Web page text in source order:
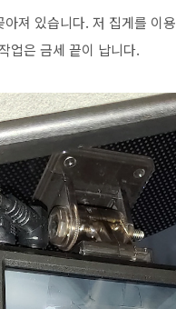
져 있습니다. 저 집게를 이
업은 금세 끝이 납니다.